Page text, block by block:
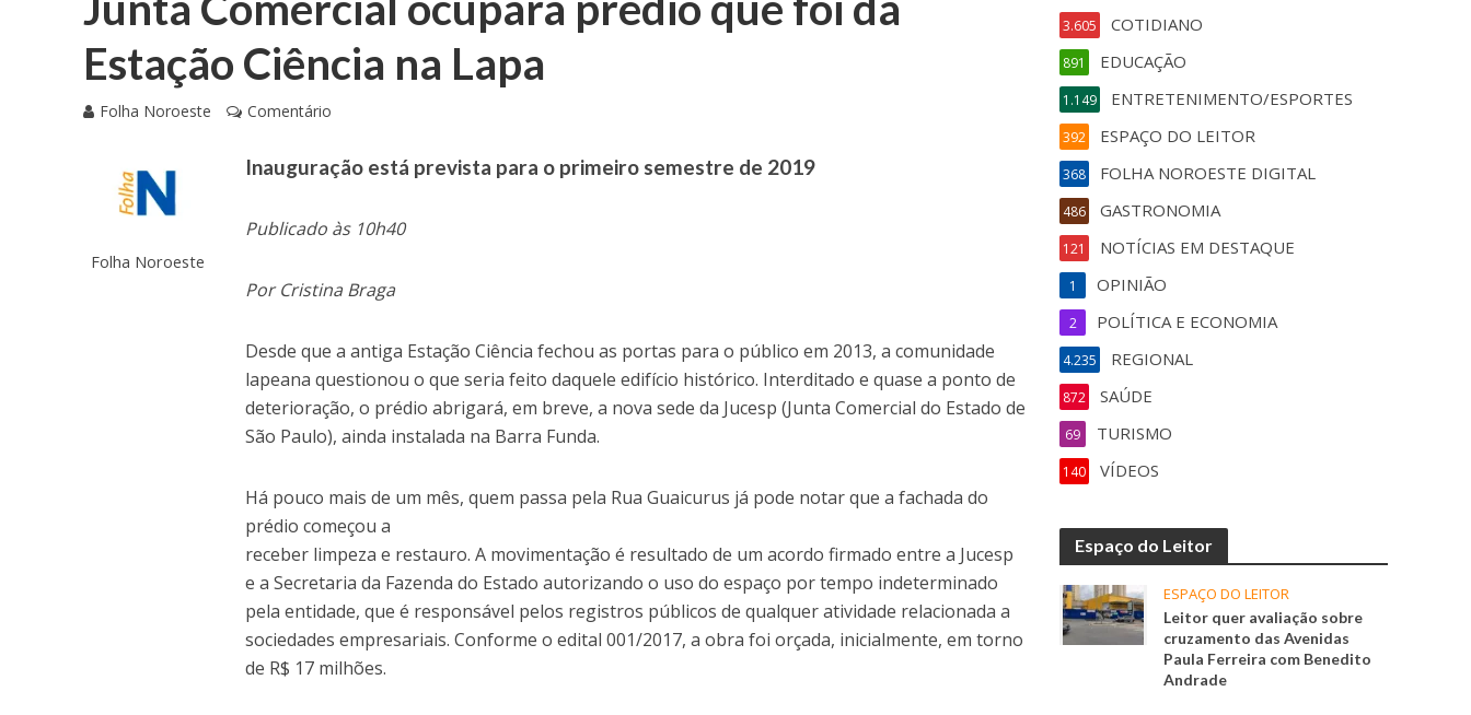
Estação Ciência na Lapa
Folha Noroeste Comentário
Folha Noroeste
Inauguração está prevista para o primeiro semestre de 2019
Publicado às 10h40
Por Cristina Braga
Desde que a antiga Estação Ciência fechou as portas para o público em 2013, a comunidade
lapeana questionou o que seria feito daquele edifício histórico. Interditado e quase a ponto de
deterioração, o prédio abrigará, em breve, a nova sede da Jucesp (Junta Comercial do Estado de
São Paulo), ainda instalada na Barra Funda.
Há pouco mais de um mês, quem passa pela Rua Guaicurus já pode notar que a fachada do
prédio começou a
receber limpeza e restauro. A movimentação é resultado de um acordo firmado entre a Jucesp
e a Secretaria da Fazenda do Estado autorizando o uso do espaço por tempo indeterminado
pela entidade, que é responsável pelos registros públicos de qualquer atividade relacionada a
sociedades empresariais. Conforme o edital 001/2017, a obra foi orçada, inicialmente, em torno
de R$ 17 milhões.
COTIDIANO
3.605
EDUCAÇÃO
891
ENTRETENIMENTO/ESPORTES
1.149
ESPAÇO DO LEITOR
392
FOLHA NOROESTE DIGITAL
368
GASTRONOMIA
486
NOTÍCIAS EM DESTAQUE
121
OPINIÃO
1
POLÍTICA E ECONOMIA
2
REGIONAL
4.235
SAÚDE
872
TURISMO
69
VÍDEOS
140
Espaço do Leitor
ESPAÇO DO LEITOR
Leitor quer avaliação sobre
cruzamento das Avenidas
Paula Ferreira com Benedito
Andrade